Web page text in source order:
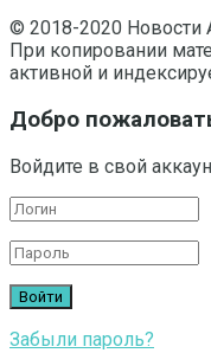
© 2018-2020 Новости
При копировании
активной и
Добро
Войдите в свой
Забыли пароль?